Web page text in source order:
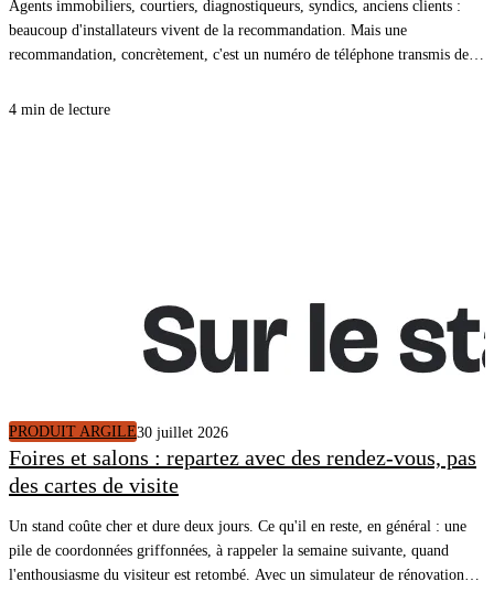
Agents immobiliers, courtiers, diagnostiqueurs, syndics, anciens clients :
beaucoup d'installateurs vivent de la recommandation. Mais une
recommandation, concrètement, c'est un numéro de téléphone transmis de
partenaires le lien de votre simulateur, la recommandation arrive dans votre
4 min de lecture
PRODUIT ARGILE30 juillet 2026
Foires et salons : repartez avec des rendez-vous, pas
des cartes de visite
Un stand coûte cher et dure deux jours. Ce qu'il en reste, en général : une
pile de coordonnées griffonnées, à rappeler la semaine suivante, quand
l'enthousiasme du visiteur est retombé. Avec un simulateur de rénovation